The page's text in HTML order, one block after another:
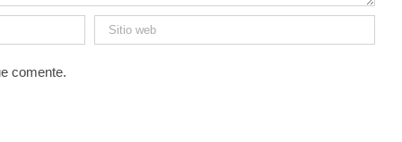
comente.